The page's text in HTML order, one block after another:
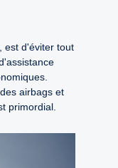
est d'éviter tout
airbags et
primordial.